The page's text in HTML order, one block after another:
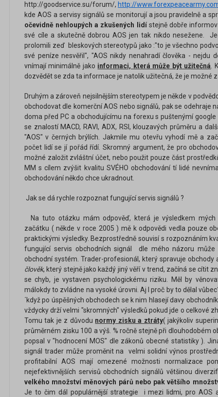
http://goodservice.su/forum/, http://
kde AOS a servisy signálů se monitorují a jsou pravidelně a
očevidně nehloupých a zkušených lidístejně dobře
své cíle a skutečně dobrou AOS jen tak nikdo nesežene.
prolomili zeď bleskových stereotypů jako :"to je všechno
své peníze nesvěřil", "AOS nikdy nenahradí člověka - nejdu
vnímají minimálně jako informaci, která může být užitečná .
dozvědět se zda ta informace je natolik užitečná, že je možné
Druhým a zároveň nejsilnějším stereotypem je někde v
obchodovat dle komerční AOS nebo signálů, pak se odehraje
doma před PC a obchodujícímu na forexu s puštenýmí
se znalostí MACD, RAVI, ADX, RSI, klouzavých průměru a
"AOS" v černých brýlích. Jakmile mu otevřu vyhodí mě a
počet lidí se jí pořád řídí. Skromný argument, že pro
možné založit zvláštní účet, nebo použit pouze část
MM s cílem zvýšit kvalitu SVÉHO obchodování tí lidé
obchodování někdo chce ukradnout.
Jak se dá rychle rozpoznat fungující servis signálů ?
Na tuto otázku mám odpověď, která je výsledkem mých
začátku ( někde v roce 2005 ) mě k odpovědi vedla pouze
praktickými výsledky. Bezprostředně souvisí s rozpoznáním
fungující servis obchodních signál dle mého názoru
obchodní systém. Trader-profesionál, který spravuje
člověk, který stejně jako každý jiný věří v trend, začíná se cítit
se chyb, je vystaven psychologickému riziku. Měl by
málokdy to zvládne na vysoké úrovni. Aj I proč by to dělal
´když po úspěšných obchodech se k nim hlasejí davy
vždycky drží velmi "skromných" výsledků pokud jde o celkové
Tomu tak je z důvodu normy zisku a ztráty( jakýkoliv
průměrném zisku 100 a výš. % ročně stejně při dlouhodobém
popsal v "hodnocení MOS" dle zákonů obecné statistiky ).
signál trader může proměnit na velmi solidní výnos
profitabilní AOS mají omezené možnosti normalizace
nejefektivnějších servisů obchodních signálů většinou
velkého množství měnových párů nebo pak většího
Je to čim dál populárnější strategie i mezi lidmi, pro AOS